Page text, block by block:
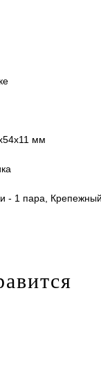
мм
- 1 пара,